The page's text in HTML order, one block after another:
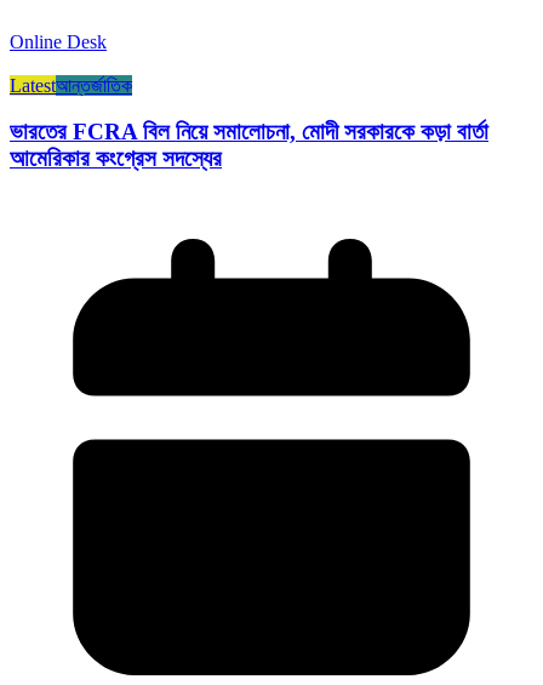
Online Desk
Latestআন্তর্জাতিক
ভারতের FCRA বিল নিয়ে সমালোচনা, মোদী সরকারকে কড়া বার্তা
আমেরিকার কংগ্রেস সদস্যের